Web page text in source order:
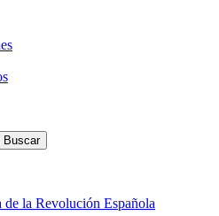
de comunicación autogestionado
y solidaria.
la Revolución Española